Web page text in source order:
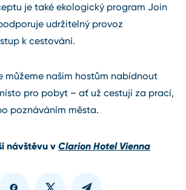
je také ekologický program Join
udržitelný provoz
k cestování.
můžeme našim hostům nabídnout
pro pobyt – ať už cestují za prací,
poznáváním města.
návštěvu v Clarion Hotel Vienna